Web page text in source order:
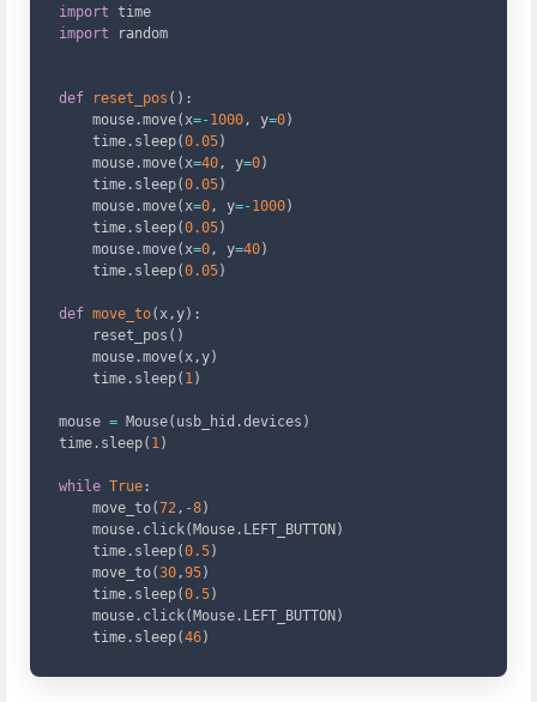
import
import random
def reset_pos ( ) :
    mouse
.move(x=- 1000, y=0)
    time
. sleep(0.05)
    mouse
.move(x=40, y=0)
    time
. sleep(0.05)
    mouse
.move(x=0, y=- 1000)
    time
. sleep(0.05)
    mouse
.move(x=0, y=40)
    time
. sleep(0.05)
def move_to(x,y) :
    reset_pos
( )
    mouse
.move(x,y)
    time
. sleep( 1)
mouse = Mouse( usb_hid .devices )
time . sleep( 1)
while True :
    move_to
(72, -8)
    mouse
. click( Mouse . LEFT_BUTTON )
    time
. sleep(0.5)
    move_to
(30,95)
    time
. sleep(0.5)
    mouse
. click( Mouse . LEFT_BUTTON )
    time
. sleep(46)